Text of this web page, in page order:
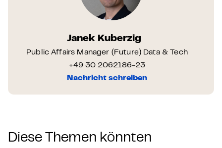
Janek Kuberzig
Public Affairs Manager (Future) Data & Tech
+49 30 2062186-23
Nachricht schreiben
Diese Themen könnten